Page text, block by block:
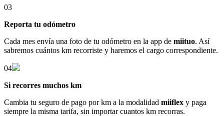
03
Reporta tu odómetro
Cada mes envía una foto de tu odómetro en la app de miituo. Así
sabremos cuántos km recorriste y haremos el cargo correspondiente.
04
Si recorres muchos km
Cambia tu seguro de pago por km a la modalidad miiflex y paga
siempre la misma tarifa, sin importar cuantos km recorras.